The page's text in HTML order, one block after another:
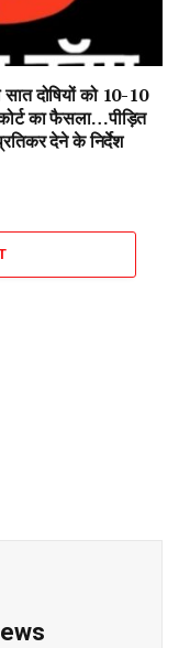
दोषियों को 10-10
का फैसला…पीड़ित
देने के निर्देश